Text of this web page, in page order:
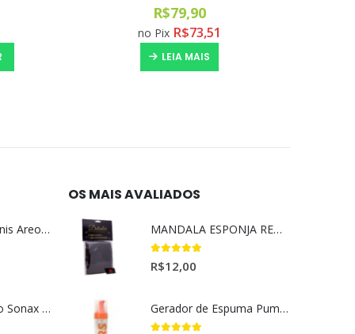
out of 5
R$65,00
no Pix R$59,80
COMPRAR
Aromatizante Tênis Areon Fresh Wave New Car / Carro Novo
Selador Cerâmico Sonax Xtreme Ceramic Spray + Seal (750ml)
OS MAIS AVALIADOS
MANDALA ESPONJA REMOVEDORA DE INSETO
5.00
R$12,00
Gerador de Espuma Pump Espuma Kers (200ml)